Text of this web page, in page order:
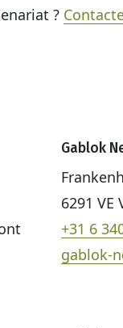
?
Gablok
6291 VE
+31 6
gablok-